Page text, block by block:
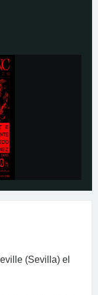
(Sevilla) el